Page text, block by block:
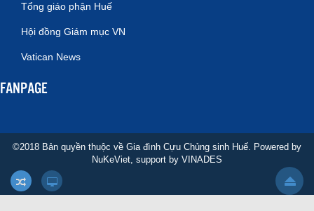
Tổng giáo phận Huế
Hội đồng Giám mục VN
Vatican News
FANPAGE
©2018 Bản quyền thuộc về Gia đình Cựu Chủng sinh Huế. Powered by
NuKeViet, support by VINADES